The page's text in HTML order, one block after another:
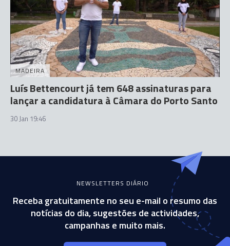
MADEIRA
Luís Bettencourt já tem 648 assinaturas para
lançar a candidatura à Câmara do Porto Santo
30 Jan 19:46
NEWSLETTERS DIÁRIO
Receba gratuitamente no seu e-mail o resumo das
notícias do dia, sugestões de actividades,
campanhas e muito mais.